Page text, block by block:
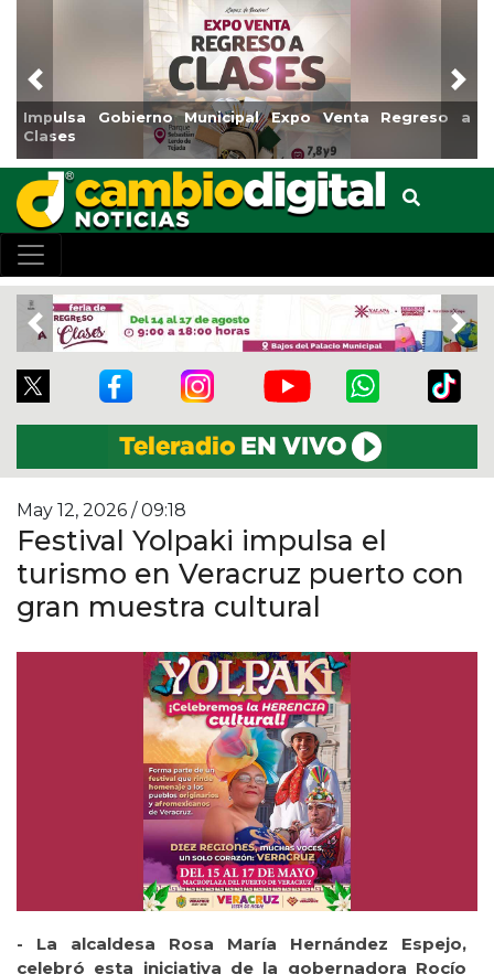
Gobierno Municipal Expo Venta Regreso a
Previous
Previous
May 12, 2026 / 09:18
Festival Yolpaki impulsa el
turismo en Veracruz puerto con
gran muestra cultural
- La alcaldesa Rosa María Hernández Espejo,
celebró esta iniciativa de la gobernadora Rocío